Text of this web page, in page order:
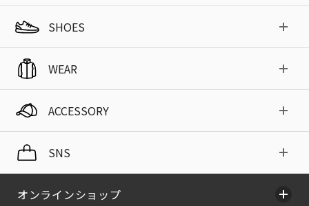
SHOES
WEAR
ACCESSORY
SNS
オンラインショップ